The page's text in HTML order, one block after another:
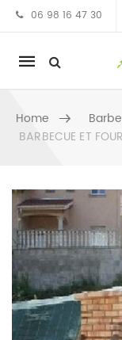
06 98 16 47 30
Mobile
navigation
Home
BARBECUE ET
Skip to content